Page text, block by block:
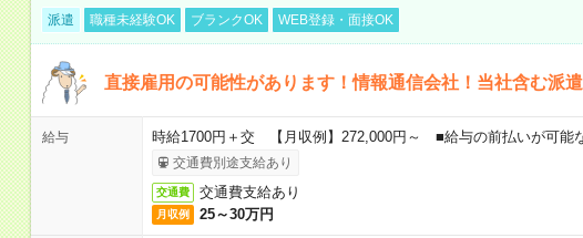
派遣 職種未経験OK ブランクOK WEB登録・面接OK
直接雇用の可能性があります！情報通信会社！当社含む派
給与 時給1700円＋交 【月収例】272,000円～ ■給与の前払いが可能
交通費別途支給あり
交通費 交通費支給あり
月収例 25～30万円